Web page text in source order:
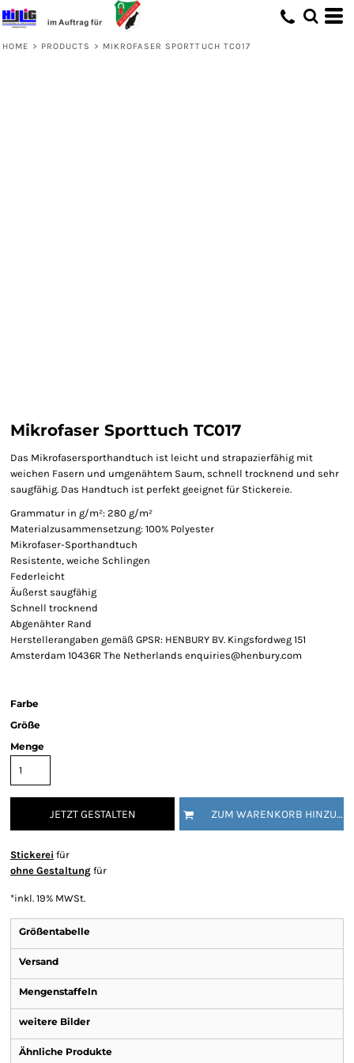
HOME > PRODUCTS > MIKROFASER SPORTTUCH TC017
Mikrofaser Sporttuch TC017
Das Mikrofasersporthandtuch ist leicht und strapazierfähig mit
weichen Fasern und umgenähtem Saum, schnell trocknend und sehr
saugfähig. Das Handtuch ist perfekt geeignet für Stickereie.
Grammatur in g/m²: 280 g/m²
Materialzusammensetzung: 100% Polyester
Mikrofaser-Sporthandtuch
Resistente, weiche Schlingen
Federleicht
Äußerst saugfähig
Schnell trocknend
Abgenähter Rand
Herstellerangaben gemäß GPSR: HENBURY BV. Kingsfordweg 151
Amsterdam 10436R The Netherlands enquiries@henbury.com
Farbe
Größe
Menge
JETZT GESTALTEN ZUM WARENKORB HINZUFÜGEN
Stickerei für
ohne Gestaltung für
*inkl. 19% MWSt.
Größentabelle
Versand
Mengenstaffeln
weitere Bilder
Ähnliche Produkte